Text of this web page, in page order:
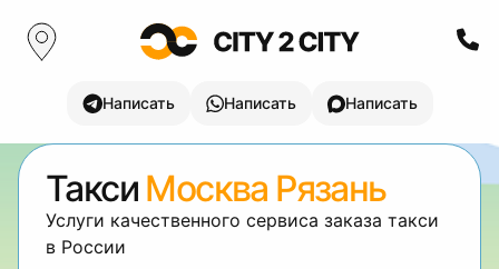
Написать Написать Написать
Такси Москва Рязань
Услуги качественного сервиса заказа такси
в России